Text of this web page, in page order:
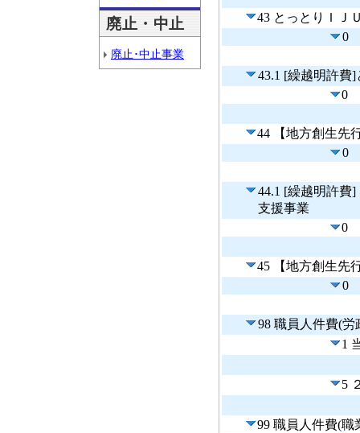
廃止・中止
廃止･中止事業
43 とっとりＩＪ
0
43.1 [繰越明許費
0
44 【地方創生先
0
44.1 [繰越明許費
支援事業
0
45 【地方創生先
0
98 職員人件費(労
1
5
99 職員人件費(職